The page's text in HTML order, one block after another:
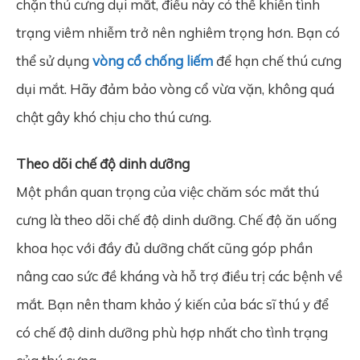
chặn thú cưng dụi mắt, điều này có thể khiến tình
trạng viêm nhiễm trở nên nghiêm trọng hơn. Bạn có
thể sử dụng vòng cổ chống liếmđể hạn chế thú cưng
dụi mắt. Hãy đảm bảo vòng cổ vừa vặn, không quá
chật gây khó chịu cho thú cưng.
Theo dõi chế độ dinh dưỡng
Một phần quan trọng của việc chăm sóc mắt thú
cưng là theo dõi chế độ dinh dưỡng. Chế độ ăn uống
khoa học với đầy đủ dưỡng chất cũng góp phần
nâng cao sức đề kháng và hỗ trợ điều trị các bệnh về
mắt. Bạn nên tham khảo ý kiến của bác sĩ thú y để
có chế độ dinh dưỡng phù hợp nhất cho tình trạng